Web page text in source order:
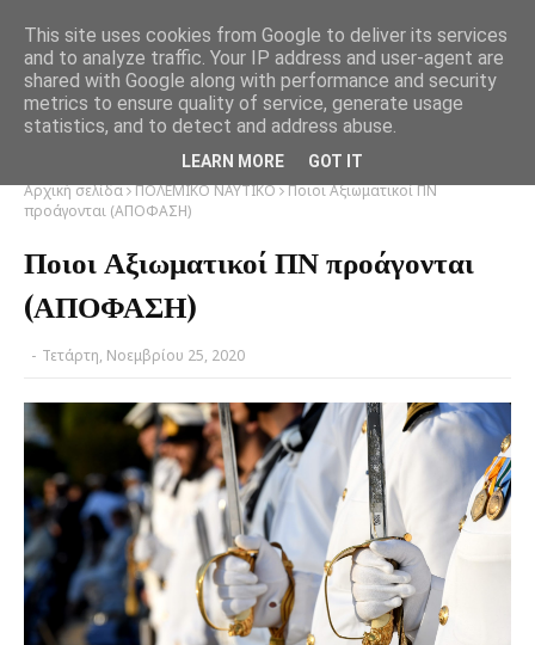
Αρχική σελίδα ΠΟΛΕΜΙΚΟ ΝΑΥΤΙΚΟ Ποιοι Αξιωματικοί ΠΝ
προάγονται (ΑΠΟΦΑΣΗ)
Ποιοι Αξιωματικοί ΠΝ προάγονται
(ΑΠΟΦΑΣΗ)
- Τετάρτη, Νοεμβρίου 25, 2020
This site uses cookies from Google to deliver its services
and to analyze traffic. Your IP address and user-agent are
shared with Google along with performance and security
metrics to ensure quality of service, generate usage
statistics, and to detect and address abuse.
LEARN MORE GOT IT